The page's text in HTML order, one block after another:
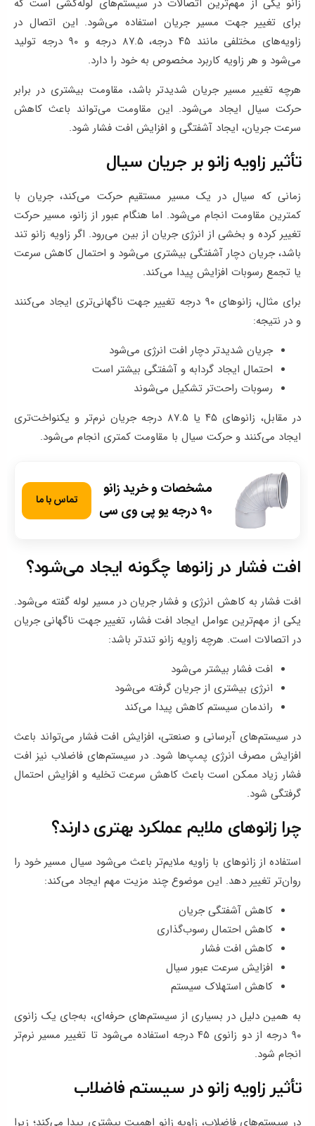
زانو یکی از مهم‌ترین اتصالات در سیستم‌های لوله‌کشی است که
برای تغییر جهت مسیر جریان استفاده می‌شود. این اتصال در
زاویه‌های مختلفی مانند ۴۵ درجه، ۸۷.۵ درجه و ۹۰ درجه تولید
می‌شود و هر زاویه کاربرد مخصوص به خود را دارد.
هرچه تغییر مسیر جریان شدیدتر باشد، مقاومت بیشتری در برابر
حرکت سیال ایجاد می‌شود. این مقاومت می‌تواند باعث کاهش
سرعت جریان، ایجاد آشفتگی و افزایش افت فشار شود.
تأثیر زاویه زانو بر جریان سیال
زمانی که سیال در یک مسیر مستقیم حرکت می‌کند، جریان با
کمترین مقاومت انجام می‌شود. اما هنگام عبور از زانو، مسیر حرکت
تغییر کرده و بخشی از انرژی جریان از بین می‌رود. اگر زاویه زانو تند
باشد، جریان دچار آشفتگی بیشتری می‌شود و احتمال کاهش سرعت
یا تجمع رسوبات افزایش پیدا می‌کند.
برای مثال، زانوهای ۹۰ درجه تغییر جهت ناگهانی‌تری ایجاد می‌کنند
و در نتیجه:
جریان شدیدتر دچار افت انرژی می‌شود
احتمال ایجاد گردابه و آشفتگی بیشتر است
رسوبات راحت‌تر تشکیل می‌شوند
در مقابل، زانوهای ۴۵ یا ۸۷.۵ درجه جریان نرم‌تر و یکنواخت‌تری
ایجاد می‌کنند و حرکت سیال با مقاومت کمتری انجام می‌شود.
مشخصات و خرید زانو
۹۰ درجه یو پی وی سی
تماس با ما
افت فشار در زانوها چگونه ایجاد می‌شود؟
افت فشار به کاهش انرژی و فشار جریان در مسیر لوله گفته می‌شود.
یکی از مهم‌ترین عوامل ایجاد افت فشار، تغییر جهت ناگهانی جریان
در اتصالات است. هرچه زاویه زانو تندتر باشد:
افت فشار بیشتر می‌شود
انرژی بیشتری از جریان گرفته می‌شود
راندمان سیستم کاهش پیدا می‌کند
در سیستم‌های آبرسانی و صنعتی، افزایش افت فشار می‌تواند باعث
افزایش مصرف انرژی پمپ‌ها شود. در سیستم‌های فاضلاب نیز افت
فشار زیاد ممکن است باعث کاهش سرعت تخلیه و افزایش احتمال
گرفتگی شود.
چرا زانوهای ملایم عملکرد بهتری دارند؟
استفاده از زانوهای با زاویه ملایم‌تر باعث می‌شود سیال مسیر خود را
روان‌تر تغییر دهد. این موضوع چند مزیت مهم ایجاد می‌کند:
کاهش آشفتگی جریان
کاهش احتمال رسوب‌گذاری
کاهش افت فشار
افزایش سرعت عبور سیال
کاهش استهلاک سیستم
به همین دلیل در بسیاری از سیستم‌های حرفه‌ای، به‌جای یک زانوی
۹۰ درجه از دو زانوی ۴۵ درجه استفاده می‌شود تا تغییر مسیر نرم‌تر
انجام شود.
تأثیر زاویه زانو در سیستم فاضلاب
در سیستم‌های فاضلاب، زاویه زانو اهمیت بیشتری پیدا می‌کند؛ زیرا